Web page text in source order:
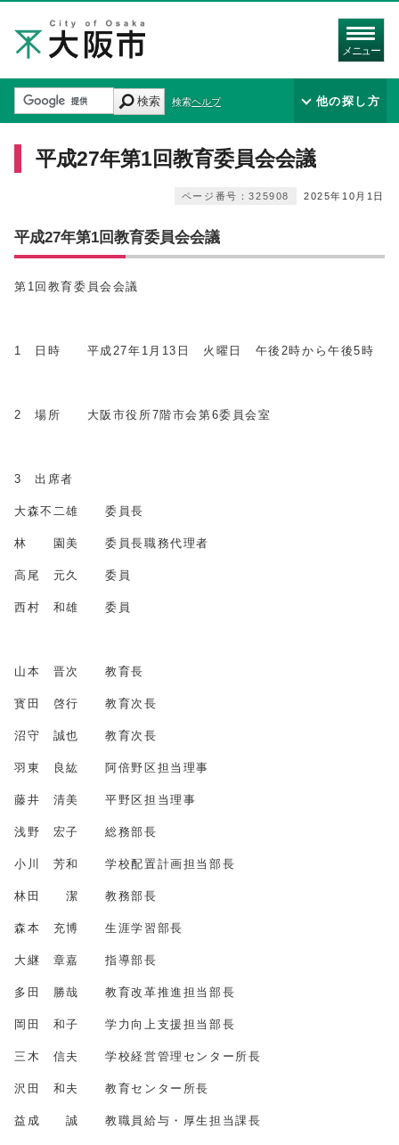
メニュー
検索 検索ヘルプ 他の探し方
平成27年第1回教育委員会会議
2025年10月1日
ページ番号：325908
平成27年第1回教育委員会会議
第1回教育委員会会議
1 日時 平成27年1月13日 火曜日 午後2時から午後5時
2 場所 大阪市役所7階市会第6委員会室
3 出席者
大森不二雄 委員長
林 園美 委員長職務代理者
高尾 元久 委員
西村 和雄 委員
山本 晋次 教育長
寳田 啓行 教育次長
沼守 誠也 教育次長
羽東 良紘 阿倍野区担当理事
藤井 清美 平野区担当理事
浅野 宏子 総務部長
小川 芳和 学校配置計画担当部長
林田 潔 教務部長
森本 充博 生涯学習部長
大継 章嘉 指導部長
多田 勝哉 教育改革推進担当部長
岡田 和子 学力向上支援担当部長
三木 信夫 学校経営管理センター所長
沢田 和夫 教育センター所長
益成 誠 教職員給与・厚生担当課長